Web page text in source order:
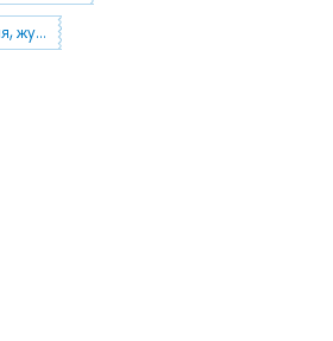
медиакоммуникация, журналистика, data-журналистика